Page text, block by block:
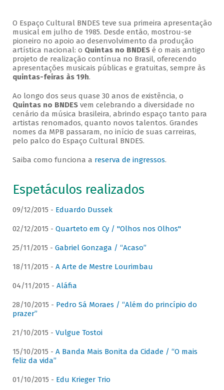
O Espaço Cultural BNDES teve sua primeira apresentação
musical em julho de 1985. Desde então, mostrou-se
pioneiro no apoio ao desenvolvimento da produção
artística nacional: o Quintas no BNDESé o mais antigo
projeto de realização contínua no Brasil, oferecendo
apresentações musicais públicas e gratuitas, sempre às
quintas-feiras às 19h.
Ao longo dos seus quase 30 anos de existência, o
Quintas no BNDESvem celebrando a diversidade no
cenário da música brasileira, abrindo espaço tanto para
artistas renomados, quanto novos talentos. Grandes
nomes da MPB passaram, no início de suas carreiras,
pelo palco do Espaço Cultural BNDES.
Saiba como funciona a reserva de ingressos.
Espetáculos realizados
09/12/2015 - Eduardo Dussek
02/12/2015 - Quarteto em Cy / "Olhos nos Olhos"
25/11/2015 - Gabriel Gonzaga / “Acaso”
18/11/2015 - A Arte de Mestre Lourimbau
04/11/2015 - Aláfia
28/10/2015 - Pedro Sá Moraes / “Além do princípio do
prazer”
21/10/2015 - Vulgue Tostoi
15/10/2015 - A Banda Mais Bonita da Cidade / “O mais
feliz da vida”
01/10/2015 - Edu Krieger Trio